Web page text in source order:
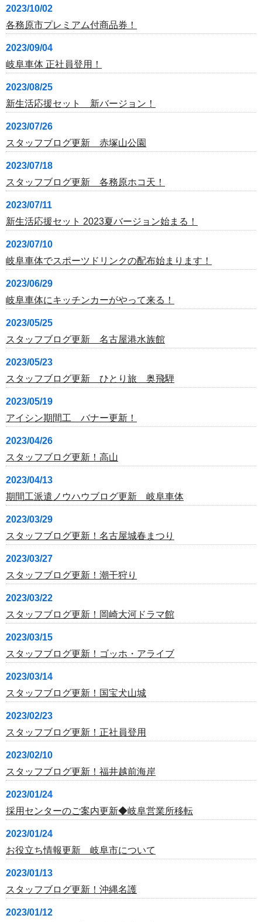
2023/10/02
各務原市プレミアム付商品券！
2023/09/04
岐阜車体 正社員登用！
2023/08/25
新生活応援セット 新バージョン！
2023/07/26
スタッフブログ更新 赤塚山公園
2023/07/18
スタッフブログ更新 各務原ホコ天！
2023/07/11
新生活応援セット 2023夏バージョン始まる！
2023/07/10
岐阜車体でスポーツドリンクの配布始まります！
2023/06/29
岐阜車体にキッチンカーがやって来る！
2023/05/25
スタッフブログ更新 名古屋港水族館
2023/05/23
スタッフブログ更新 ひとり旅 奥飛騨
2023/05/19
アイシン期間工 バナー更新！
2023/04/26
スタッフブログ更新！高山
2023/04/13
期間工派遣ノウハウブログ更新 岐阜車体
2023/03/29
スタッフブログ更新！名古屋城春まつり
2023/03/27
スタッフブログ更新！潮干狩り
2023/03/22
スタッフブログ更新！岡崎大河ドラマ館
2023/03/15
スタッフブログ更新！ゴッホ・アライブ
2023/03/14
スタッフブログ更新！国宝犬山城
2023/02/23
スタッフブログ更新！正社員登用
2023/02/10
スタッフブログ更新！福井越前海岸
2023/01/24
採用センターのご案内更新◆岐阜営業所移転
2023/01/24
お役立ち情報更新 岐阜市について
2023/01/13
スタッフブログ更新！沖縄名護
2023/01/12